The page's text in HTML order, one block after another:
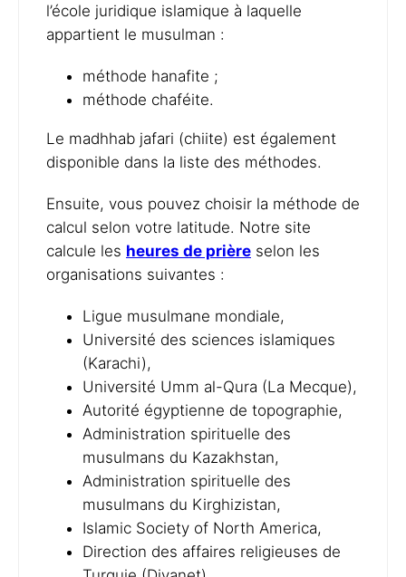
l’école juridique islamique à laquelle
appartient le musulman :
méthode hanafite ;
méthode chaféite.
Le madhhab jafari (chiite) est également
disponible dans la liste des méthodes.
Ensuite, vous pouvez choisir la méthode de
calcul selon votre latitude. Notre site
calcule les heures de prière selon les
organisations suivantes :
Ligue musulmane mondiale,
Université des sciences islamiques
(Karachi),
Université Umm al-Qura (La Mecque),
Autorité égyptienne de topographie,
Administration spirituelle des
musulmans du Kazakhstan,
Administration spirituelle des
musulmans du Kirghizistan,
Islamic Society of North America,
Direction des affaires religieuses de